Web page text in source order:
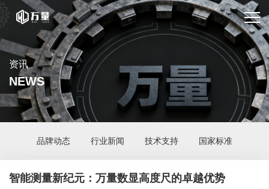
资讯
NEWS
品牌动态 行业新闻 技术支持 国家标准
智能测量新纪元：万量数显高度尺的卓越优势